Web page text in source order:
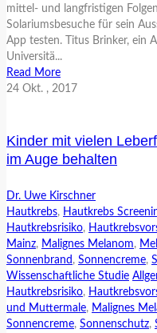
mittel- und langfristigen
Solariumsbesuche für sein
App testen. Titus Brinker, ein
Universitä...
Read More
24 Okt. , 2017
Kinder mit vielen
im Auge behalten
Dr. Uwe Kirschner
Hautkrebs, Hautkrebs
Hautkrebsrisiko,
Mainz, Malignes Melanom,
Sonnenbrand , Sonnencreme,
Wissenschaftliche Studie
Hautkrebsrisiko,
und Muttermale, Malignes
Sonnencreme, Sonnenschutz,